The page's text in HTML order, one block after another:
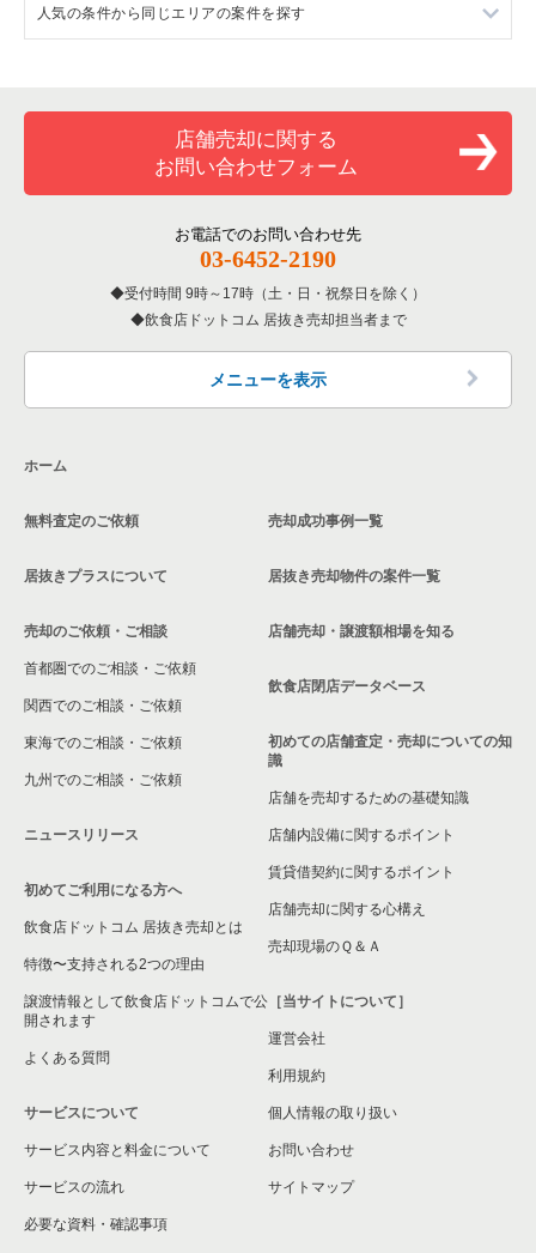
東京23区の中華の居抜き売却物件の案件一覧
東京23区の寿司の居抜き売却物件の案件一覧
東京23区の焼肉の居抜き売却物件の案件一覧
東京23区のアジア料理の居抜き売却物件の案件一覧
東京23区のカフェの居抜き売却物件の案件一覧
東京23区のテイクアウトの居抜き売却物件の案件一覧
東京23区のカラオケ・パブ・スナックの居抜き売却物件の案件
覧
東京23区の専門料理の居抜き売却物件の案件一覧
東京23区の洋食の居抜き売却物件の案件一覧
東京23区のその他の居抜き売却物件の案件一覧
世田谷区のイタリア料理の居抜き売却物件の案件一覧
世田谷区のそば・うどんの居抜き売却物件の案件一覧
世田谷区の焼肉の居抜き売却物件の案件一覧
世田谷区のアジア料理の居抜き売却物件の案件一覧
世田谷区のカフェの居抜き売却物件の案件一覧
世田谷区のテイクアウトの居抜き売却物件の案件一覧
世田谷区のカラオケ・パブ・スナックの居抜き売却物件の案件
覧
世田谷区の和食の居抜き売却物件の案件一覧
世田谷区のその他の居抜き売却物件の案件一覧
奥沢駅のイタリア料理の居抜き売却物件の案件一覧
奥沢駅のカフェの居抜き売却物件の案件一覧
奥沢駅のバーの居抜き売却物件の案件一覧
奥沢駅の和食の居抜き売却物件の案件一覧
奥沢駅のその他の居抜き売却物件の案件一覧
自由が丘駅のイタリア料理の居抜き売却物件の案件一覧
自由が丘駅のカフェの居抜き売却物件の案件一覧
自由が丘駅のテイクアウトの居抜き売却物件の案件一覧
自由が丘駅の居酒屋・ダイニングバーの居抜き売却物件の案件
自由が丘駅のその他の居抜き売却物件の案件一覧
人気の条件から同じエリアの案件を探す
世田谷区の20坪以下の飲食店の居抜き売却物件の案件一覧
奥沢駅の20坪以下の飲食店の居抜き売却物件の案件一覧
東京23区の20坪以下のイタリア料理の居抜き売却物件の案件一
店舗売却に関する
お問い合わせフォーム
お電話でのお問い合わせ先
03-6452-2190
受付時間 9時～17時（土・日・祝祭日を除く）
飲食店ドットコム 居抜き売却担当者まで
メニューを表示
ホーム
無料査定のご依頼
居抜きプラスについて
売却のご依頼・ご相談
首都圏でのご相談・ご依頼
関西でのご相談・ご依頼
東海でのご相談・ご依頼
九州でのご相談・ご依頼
ニュースリリース
初めてご利用になる方へ
飲食店ドットコム 居抜き売却とは
特徴〜支持される2つの理由
譲渡情報として飲食店ドットコムで公
開されます
よくある質問
サービスについて
サービス内容と料金について
サービスの流れ
必要な資料・確認事項
売却成功事例一覧
居抜き売却物件の案件一覧
店舗売却・譲渡額相場を知る
飲食店閉店データベース
初めての店舗査定・売却についての知
識
店舗を売却するための基礎知識
店舗内設備に関するポイント
賃貸借契約に関するポイント
店舗売却に関する心構え
売却現場のＱ＆Ａ
［当サイトについて］
運営会社
利用規約
個人情報の取り扱い
お問い合わせ
サイトマップ